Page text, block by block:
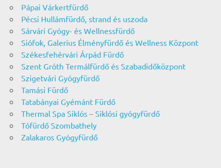
Pápai Várkertfürdő
Pécsi Hullámfürdő, strand és uszoda
Sárvári Gyógy- és Wellnessfürdő
Siófok, Galerius Élményfürdő és Wellness Központ
Székesfehérvári Árpád Fürdő
Szent Gróth Termálfürdő és Szabadidőközpont
Szigetvári Gyógyfürdő
Tamási Fürdő
Tatabányai Gyémánt Fürdő
Thermal Spa Siklós – Siklósi gyógyfürdő
Tófürdő Szombathely
Zalakaros Gyógyfürdő